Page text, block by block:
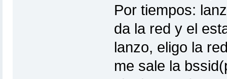
Por tiempos:
da la red y el
lanzo, eligo la
me sale la